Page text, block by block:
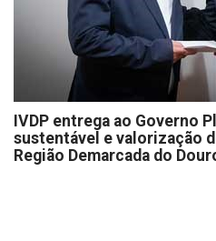
IVDP entrega ao Governo
sustentável e valorização
Região Demarcada do